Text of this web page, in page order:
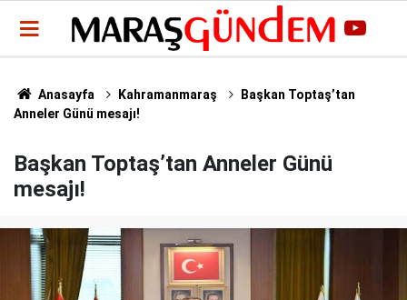
Anasayfa Kahramanmaraş
Başkan Toptaş’tan
Anneler Günü mesajı!
Başkan Toptaş’tan Anneler Günü
mesajı!